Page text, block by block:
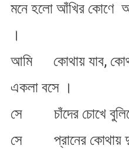
মনে হলো আঁখির কোণে
।
আমি কোথায় যাব,
একলা বসে ।
সে চাঁদের চোখে
সে প্রানের কোথায়